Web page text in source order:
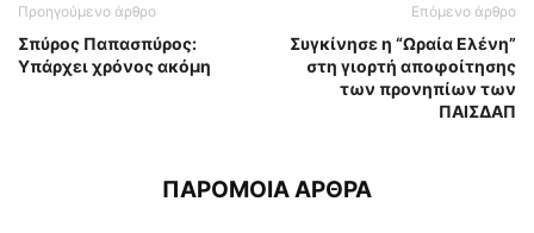
Προηγούμενο άρθρο
Σπύρος Παπασπύρος:
Υπάρχει χρόνος ακόμη
Επόμενο άρθρο
Συγκίνησε η “Ωραία Ελένη”
στη γιορτή αποφοίτησης
των προνηπίων των
ΠΑΙΣΔΑΠ
ΠΑΡΟΜΟΙΑ ΑΡΘΡΑ